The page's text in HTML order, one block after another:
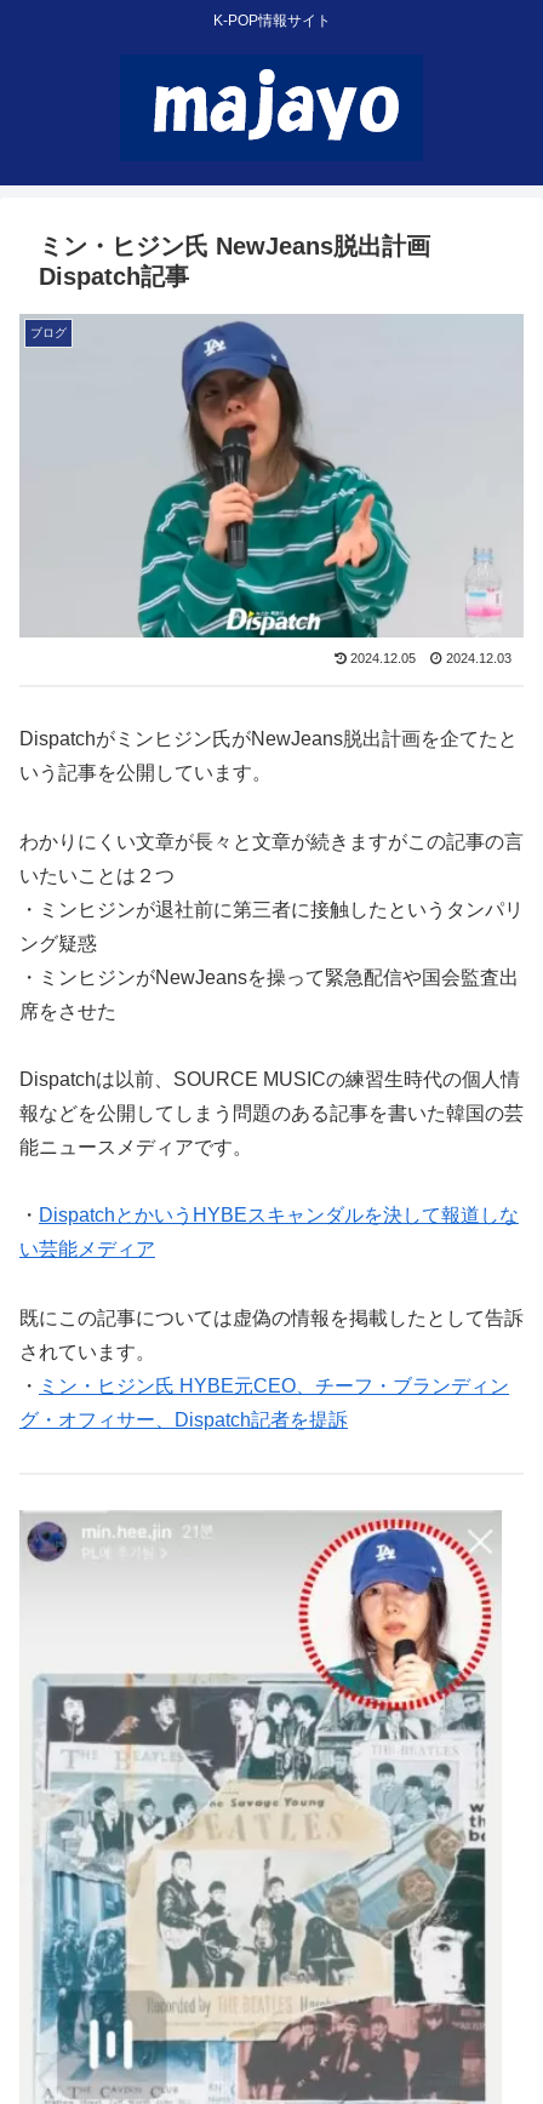
K-POP情報サイト
ミン・ヒジン氏 NewJeans脱出計画
Dispatch記事
ブログ
2024.12.05 2024.12.03
Dispatchがミンヒジン氏がNewJeans脱出計画を企てたと
いう記事を公開しています。
わかりにくい文章が長々と文章が続きますがこの記事の言
いたいことは２つ
・ミンヒジンが退社前に第三者に接触したというタンパリ
ング疑惑
・ミンヒジンがNewJeansを操って緊急配信や国会監査出
席をさせた
Dispatchは以前、SOURCE MUSICの練習生時代の個人情
報などを公開してしまう問題のある記事を書いた韓国の芸
能ニュースメディアです。
・ DispatchとかいうHYBEスキャンダルを決して報道しな
い芸能メディア
既にこの記事については虚偽の情報を掲載したとして告訴
されています。
・ ミン・ヒジン氏 HYBE元CEO、チーフ・ブランディン
グ・オフィサー、Dispatch記者を提訴